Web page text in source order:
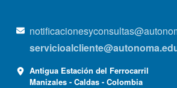
Antigua Estación del Ferrocarril
Manizales - Caldas - Colombia